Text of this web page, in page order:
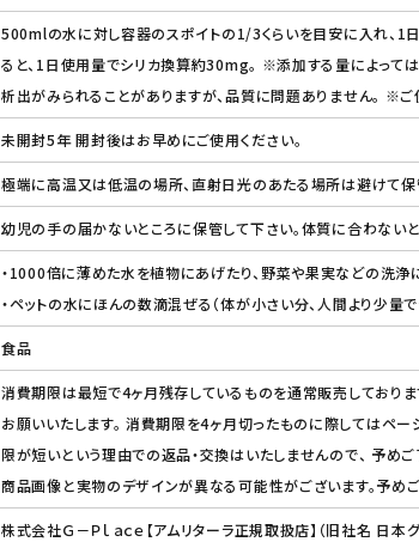
500mlの水に対し容器のスポイトの1/3くらいを目安に入れ、1
ると、1日使用量でシリカ換算約30mg。 ※添加する量によって
析出がみられることがありますが、品質に問題ありません。 ※ご
未開封5年 開封後はお早めにご使用ください。
極端に高温又は低温の場所、直射日光のあたる場所は避けて保
幼児の手の届かないところに保管して下さい。体質に合わない
・1000倍に薄めた水を植物にあげたり、野菜や果実などの洗浄
・ペットの水にほんの数滴混ぜる（体が小さい分、人間より少量で
食品
消費期限は最短で4ヶ月残存しているものを通常販売しており
お願いいたします。 消費期限を4ヶ月切ったものに際してはペ
限が短いという理由での返品・交換はいたしませんので、 予め
商品画像と実物のデザインが異なる可能性がございます。予めご
株式会社Ｇ－Ｐｌａｃｅ【アムリターラ正規取扱店】（旧社名 日本